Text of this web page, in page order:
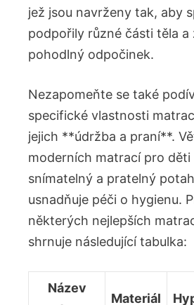
jež jsou navrženy tak, aby
podpořily různé části těla a
pohodlný odpočinek.
Nezapomeňte se také
specifické ‍vlastnosti
jejich **údržba a praní**.
moderních matrací pro děti
snímatelný a pratelný
usnadňuje péči o hygienu.
některých nejlepších
shrnuje následující tabulka:
Název
Materiál